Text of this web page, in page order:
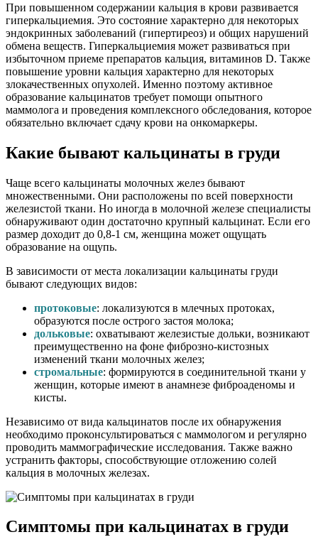
При повышенном содержании кальция в крови развивается
гиперкальциемия. Это состояние характерно для некоторых
эндокринных заболеваний (гипертиреоз) и общих нарушений
обмена веществ. Гиперкальциемия может развиваться при
избыточном приеме препаратов кальция, витаминов D. Также
повышение уровни кальция характерно для некоторых
злокачественных опухолей. Именно поэтому активное
образование кальцинатов требует помощи опытного
маммолога и проведения комплексного обследования, которое
обязательно включает сдачу крови на онкомаркеры.
Какие бывают кальцинаты в груди
Чаще всего кальцинаты молочных желез бывают
множественными. Они расположены по всей поверхности
железистой ткани. Но иногда в молочной железе специалисты
обнаруживают один достаточно крупный кальцинат. Если его
размер доходит до 0,8-1 см, женщина может ощущать
образование на ощупь.
В зависимости от места локализации кальцинаты груди
бывают следующих видов:
протоковые: локализуются в млечных протоках,
образуются после острого застоя молока;
дольковые: охватывают железистые дольки, возникают
преимущественно на фоне фиброзно-кистозных
изменений ткани молочных желез;
стромальные: формируются в соединительной ткани у
женщин, которые имеют в анамнезе фиброаденомы и
кисты.
Независимо от вида кальцинатов после их обнаружения
необходимо проконсультироваться с маммологом и регулярно
проводить маммографические исследования. Также важно
устранить факторы, способствующие отложению солей
кальция в молочных железах.
Симптомы при кальцинатах в груди